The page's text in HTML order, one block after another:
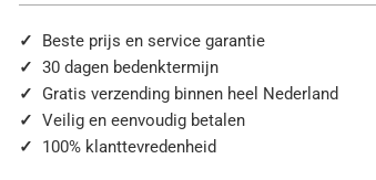
✓ Beste prijs en service garantie
✓ 30 dagen bedenktermijn
✓ Gratis verzending binnen heel Nederland
✓ Veilig en eenvoudig betalen
✓ 100% klanttevredenheid